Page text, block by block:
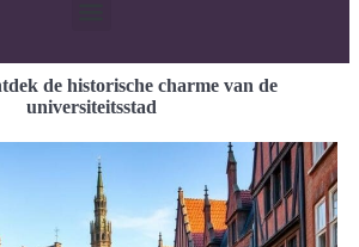
de historische charme van de
universiteitsstad